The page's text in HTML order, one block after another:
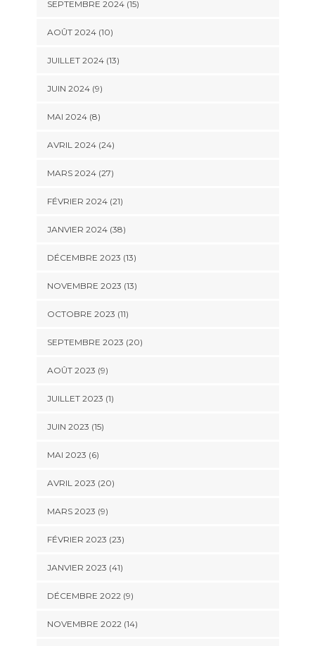
SEPTEMBRE 2024 (15)
AOÛT 2024 (10)
JUILLET 2024 (13)
JUIN 2024 (9)
MAI 2024 (8)
AVRIL 2024 (24)
MARS 2024 (27)
FÉVRIER 2024 (21)
JANVIER 2024 (38)
DÉCEMBRE 2023 (13)
NOVEMBRE 2023 (13)
OCTOBRE 2023 (11)
SEPTEMBRE 2023 (20)
AOÛT 2023 (9)
JUILLET 2023 (1)
JUIN 2023 (15)
MAI 2023 (6)
AVRIL 2023 (20)
MARS 2023 (9)
FÉVRIER 2023 (23)
JANVIER 2023 (41)
DÉCEMBRE 2022 (9)
NOVEMBRE 2022 (14)